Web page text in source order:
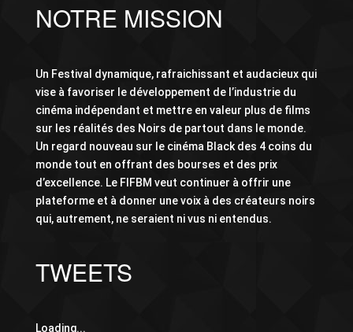
NOTRE MISSION
Un Festival dynamique, rafraichissant et audacieux qui
vise à favoriser le développement de l’industrie du
cinéma indépendant et mettre en valeur plus de films
sur les réalités des Noirs de partout dans le monde.
Un regard nouveau sur le cinéma Black des 4 coins du
monde tout en offrant des bourses et des prix
d’excellence. Le FIFBM veut continuer à offrir une
plateforme et à donner une voix à des créateurs noirs
qui, autrement, ne seraient ni vus ni entendus.
TWEETS
Loading...